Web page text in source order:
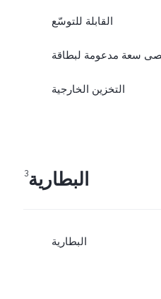
القابلة للتوسّع
سعة مدعومة لبطاقة
التخزين الخارجية
البطارية3
البطارية